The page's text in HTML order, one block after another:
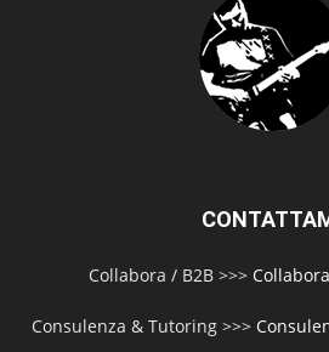
Collabora / B2B >>>
Consulenza & Tutoring >>>